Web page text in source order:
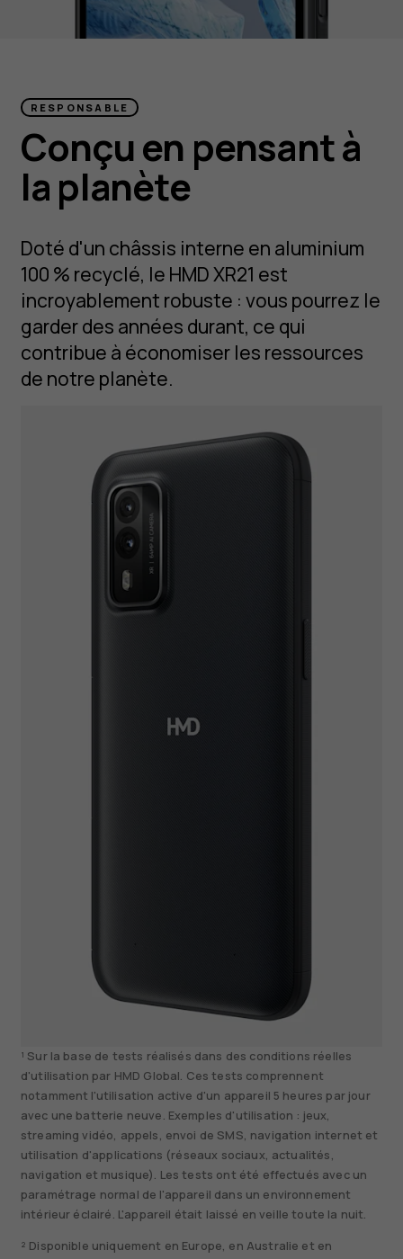
RESPONSABLE
Conçu en pensant à
la planète
Doté d'un châssis interne en aluminium
100 % recyclé, le HMD XR21 est
incroyablement robuste : vous pourrez le
garder des années durant, ce qui
contribue à économiser les ressources
de notre planète.
¹ Sur la base de tests réalisés dans des conditions réelles
d'utilisation par HMD Global. Ces tests comprennent
notamment l'utilisation active d'un appareil 5 heures par jour
avec une batterie neuve. Exemples d'utilisation : jeux,
streaming vidéo, appels, envoi de SMS, navigation internet et
utilisation d'applications (réseaux sociaux, actualités,
navigation et musique). Les tests ont été effectués avec un
paramétrage normal de l'appareil dans un environnement
intérieur éclairé. L'appareil était laissé en veille toute la nuit.
² Disponible uniquement en Europe, en Australie et en